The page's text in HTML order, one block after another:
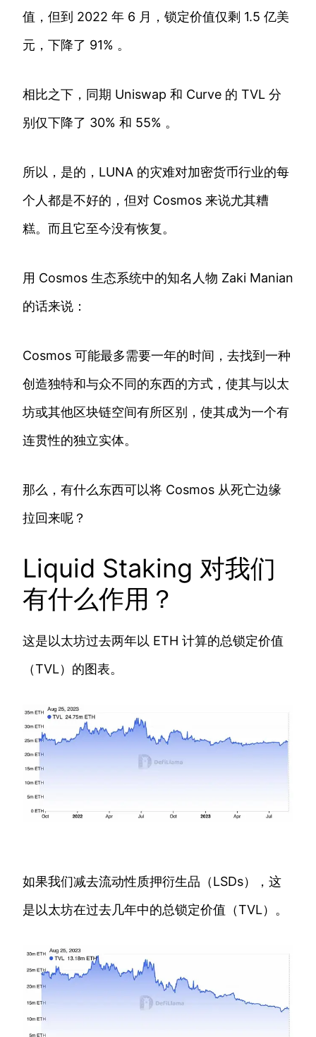
值，但到 2022 年 6 月，锁定价值仅剩 1.5 亿美
元，下降了 91% 。
相比之下，同期 Uniswap 和 Curve 的 TVL 分
别仅下降了 30% 和 55% 。
所以，是的，LUNA 的灾难对加密货币行业的每
个人都是不好的，但对 Cosmos 来说尤其糟
糕。而且它至今没有恢复。
用 Cosmos 生态系统中的知名人物 Zaki Manian
的话来说：
Cosmos 可能最多需要一年的时间，去找到一种
创造独特和与众不同的东西的方式，使其与以太
坊或其他区块链空间有所区别，使其成为一个有
连贯性的独立实体。
那么，有什么东西可以将 Cosmos 从死亡边缘
拉回来呢？
Liquid Staking 对我们
有什么作用？
这是以太坊过去两年以 ETH 计算的总锁定价值
（TVL）的图表。
如果我们减去流动性质押衍生品（LSDs），这
是以太坊在过去几年中的总锁定价值（TVL）。